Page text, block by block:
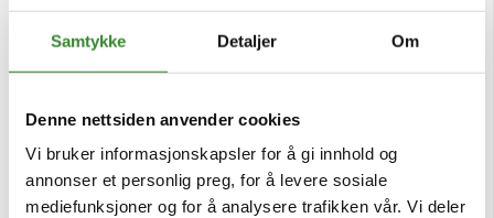
Samtykke Detaljer Om
Denne nettsiden anvender cookies
Vi bruker informasjonskapsler for å gi innhold og
annonser et personlig preg, for å levere sosiale
mediefunksjoner og for å analysere trafikken vår. Vi deler